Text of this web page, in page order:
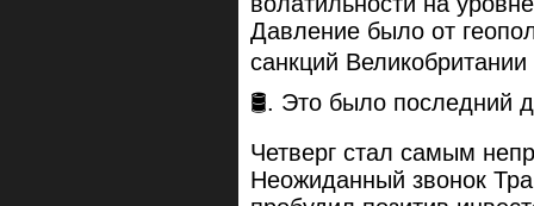
Давление было от
санкций
🛢️. Это было последний
Четверг стал самым
Неожиданный звонок